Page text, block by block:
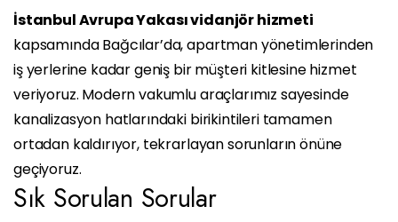
İstanbul Avrupa Yakası vidanjör hizmeti
kapsamında Bağcılar’da, apartman yönetimlerinden
iş yerlerine kadar geniş bir müşteri kitlesine hizmet
veriyoruz. Modern vakumlu araçlarımız sayesinde
kanalizasyon hatlarındaki birikintileri tamamen
ortadan kaldırıyor, tekrarlayan sorunların önüne
geçiyoruz.
Sık Sorulan Sorular